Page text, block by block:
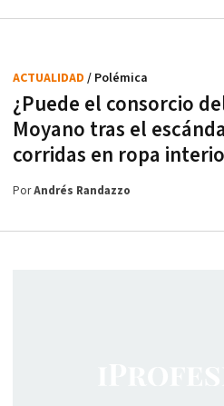
¿Puede el consorcio
Moyano tras el
corridas en ropa
ACTUALIDAD / Polémica
PorAndrés Randazzo